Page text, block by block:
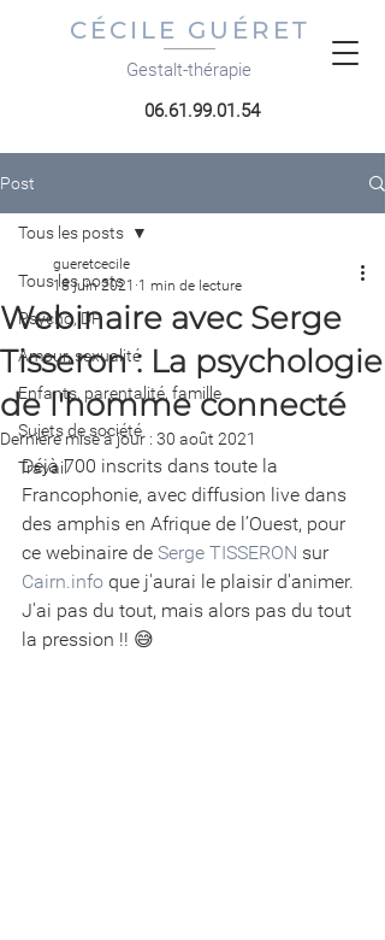
CÉCILE GUÉRET
Gestalt-thérapie
06.61.99.01.54
Post
Tous les posts
Psycho, DP
Amour, sexualité
Enfants, parentalité, famille
Sujets de société
Travail
Tous les posts
Webinaire avec Serge
Tisseron : La psychologie
de l'homme connecté
gueretcecile
18 juin 2021 1 min de lecture
Dernière mise à jour : 30 août 2021
Déjà 700 inscrits dans toute la
Francophonie, avec diffusion live dans
des amphis en Afrique de l’Ouest, pour
ce webinaire de Serge TISSERON sur
Cairn.info que j'aurai le plaisir d'animer.
J'ai pas du tout, mais alors pas du tout
la pression !! 😅